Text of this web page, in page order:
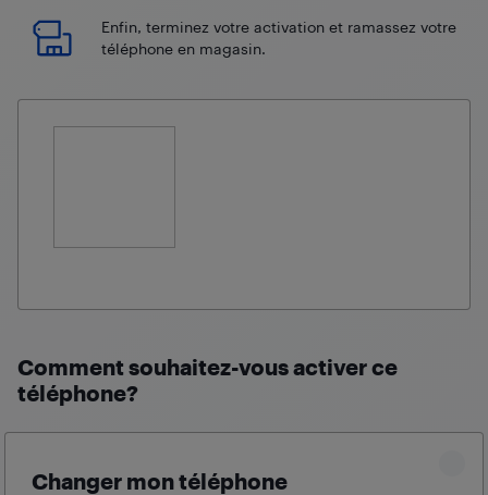
Enfin, terminez votre activation et ramassez votre
téléphone en magasin.
Comment souhaitez-vous activer ce
téléphone?
Changer mon téléphone